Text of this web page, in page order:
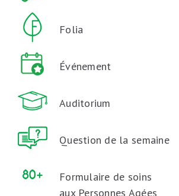
Folia
Événement
Auditorium
Question de la semaine
Formulaire de soins
aux Personnes Agées